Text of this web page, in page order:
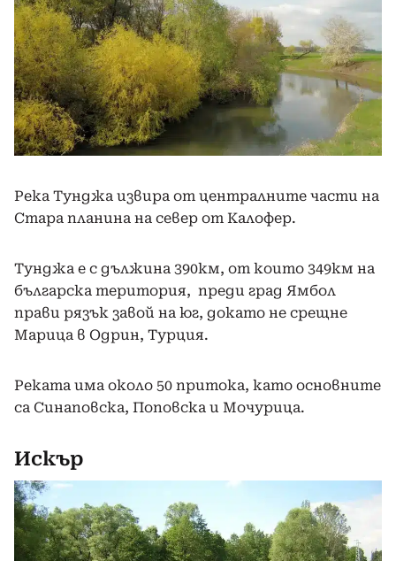
Река Тунджа извира от централните части на
Стара планина на север от Калофер.
Тунджа е с дължина 390км, от които 349км на
българска територия, преди град Ямбол
прави рязък завой на юг, докато не срещне
Марица в Одрин, Турция.
Реката има около 50 притока, като основните
са Синаповска, Поповска и Мочурица.
Искър